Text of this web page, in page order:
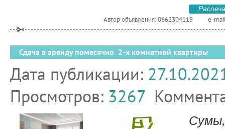
Автор объявления: 0662304118 e-
Сдача в аренду помесячно 2-х комнатной квартиры
Дата публикации:
Просмотров: 3267